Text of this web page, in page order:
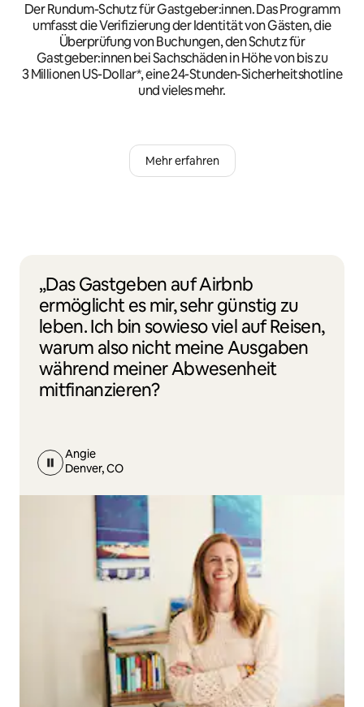
Der Rundum-Schutz für Gastgeber:innen. Das Programm
umfasst die Verifizierung der Identität von Gästen, die
Überprüfung von Buchungen, den Schutz für
Gastgeber:innen bei Sachschäden in Höhe von bis zu
3 Millionen US-Dollar*, eine 24-Stunden-Sicherheitshotline
und vieles mehr.
Mehr erfahren
„Das Gastgeben auf Airbnb
ermöglicht es mir, sehr günstig zu
leben. Ich bin sowieso viel auf Reisen,
warum also nicht meine Ausgaben
während meiner Abwesenheit
mitfinanzieren?
Angie
Denver, CO